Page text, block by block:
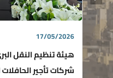
17/05/2026
هيئة تنظيم النقل
شركات تأجير